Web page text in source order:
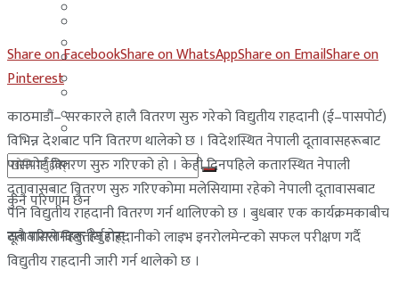
युएई
साउदी अरब
कुनै परिणाम छैन
सबै परिणामहरू हेर्नुहोस्
मलेसिया
लेबनान
साउदी अरब
Share on FacebookShare on WhatsAppShare on EmailShare on
Pinterest
काठमाडौं– सरकारले हालै वितरण सुरु गरेको विद्युतीय राहदानी (ई–पासपोर्ट)
विभिन्न देशबाट पनि वितरण थालेको छ । विदेशस्थित नेपाली दूतावासहरूबाट
पासपोर्ट वितरण सुरु गरिएको हो । केही दिनपहिले कतारस्थित नेपाली
दूतावासबाट वितरण सुरु गरिएकोमा मलेसियामा रहेको नेपाली दूतावासबाट
पनि विद्युतीय राहदानी वितरण गर्न थालिएको छ । बुधबार एक कार्यक्रमकाबीच
दूतावासले विद्युतीय राहदानीको लाइभ इनरोलमेन्टको सफल परीक्षण गर्दै
विद्युतीय राहदानी जारी गर्न थालेको छ ।